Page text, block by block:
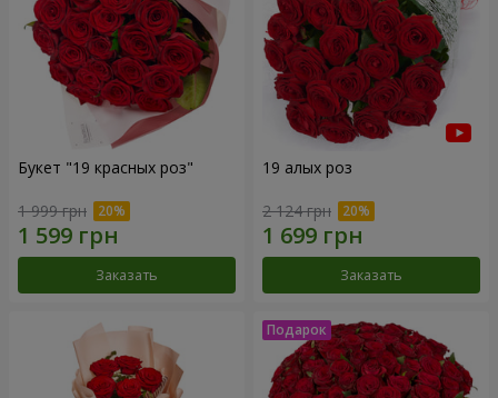
Букет "19 красных роз"
1 999 грн
Заказать
19 алых роз
2 124 грн
Заказать